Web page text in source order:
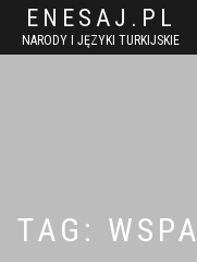
ENESAJ.PL
NARODY I JĘZYKI TURKIJSKIE
TAG: